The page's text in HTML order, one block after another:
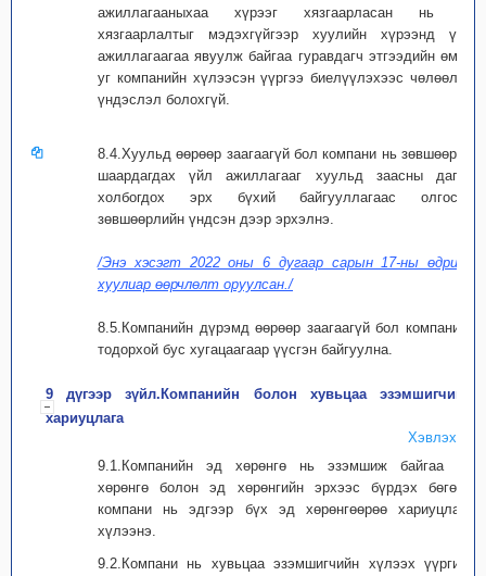
ажиллагааныхаа хүрээг хязгаарласан нь уг
хязгаарлалтыг мэдэхгүйгээр хуулийн хүрээнд үйл
ажиллагаагаа явуулж байгаа гуравдагч этгээдийн өмнө
уг компанийн хүлээсэн үүргээ биелүүлэхээс чөлөөлөх
үндэслэл болохгүй.
8.4.Хуульд өөрөөр заагаагүй бол компани нь зөвшөөрөл
шаардагдах үйл ажиллагааг хуульд заасны дагуу
холбогдох эрх бүхий байгууллагаас олгосон
зөвшөөрлийн үндсэн дээр эрхэлнэ.
/Энэ хэсэгт 2022 оны 6 дугаар сарын 17-ны өдрийн
хуулиар өөрчлөлт оруулсан./
8.5.Компанийн дүрэмд өөрөөр заагаагүй бол компанийг
тодорхой бус хугацаагаар үүсгэн байгуулна.
9 дүгээр зүйл.Компанийн болон хувьцаа эзэмшигчийн
хариуцлага
Хэвлэх
9.1.Компанийн эд хөрөнгө нь эзэмшиж байгаа эд
хөрөнгө болон эд хөрөнгийн эрхээс бүрдэх бөгөөд
компани нь эдгээр бүх эд хөрөнгөөрөө хариуцлага
хүлээнэ.
9.2.Компани нь хувьцаа эзэмшигчийн хүлээх үүргийг